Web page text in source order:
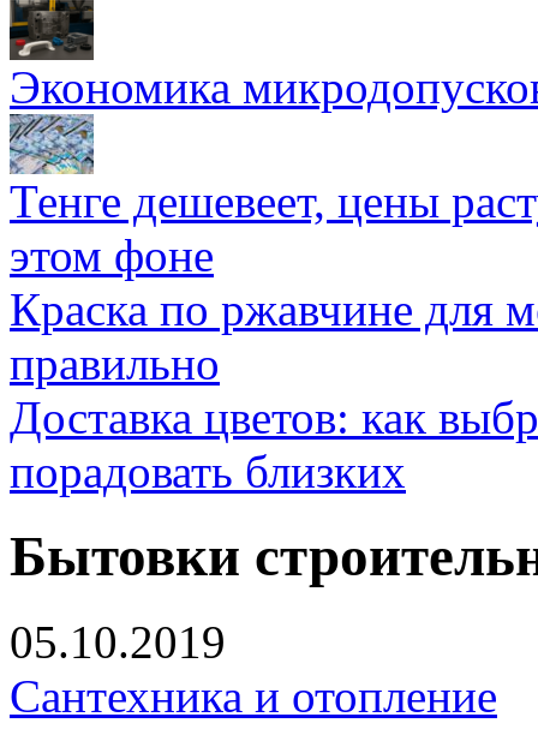
Экономика
Тенге дешевеет, цены
этом фоне
Краска по ржавчине для
правильно
Доставка цветов: как
порадовать близких
Бытовки
05.10.2019
Сантехника и отопление